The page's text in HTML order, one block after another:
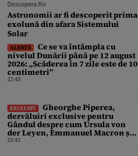
Descopera.ro
Astronomii ar fi descoperit prima
exolună din afara Sistemului
Solar
ALERTĂ
Ce se va întâmpla cu
nivelul Dunării până pe 12 august
2026: „Scăderea în 7 zile este de 10
centimetri”
22:43
EXCLUSIV
Gheorghe Piperea,
dezvăluiri exclusive pentru
Gândul despre cum Ursula von
der Leyen, Emmanuel Macron și
Zelenski plănuiesc pe Signal să îl
22:41